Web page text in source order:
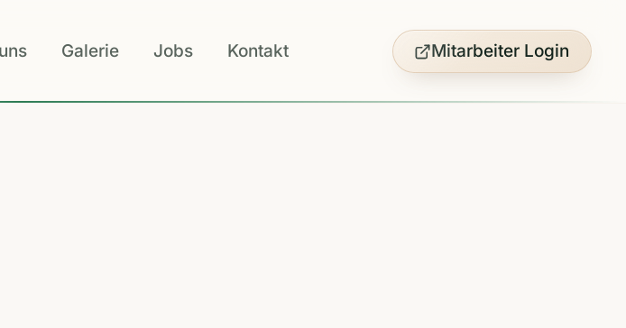
Galerie Jobs Kontakt Mitarbeiter Login